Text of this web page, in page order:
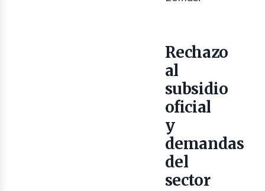
Rechazo
al
subsidio
oficial
y
demandas
del
sector